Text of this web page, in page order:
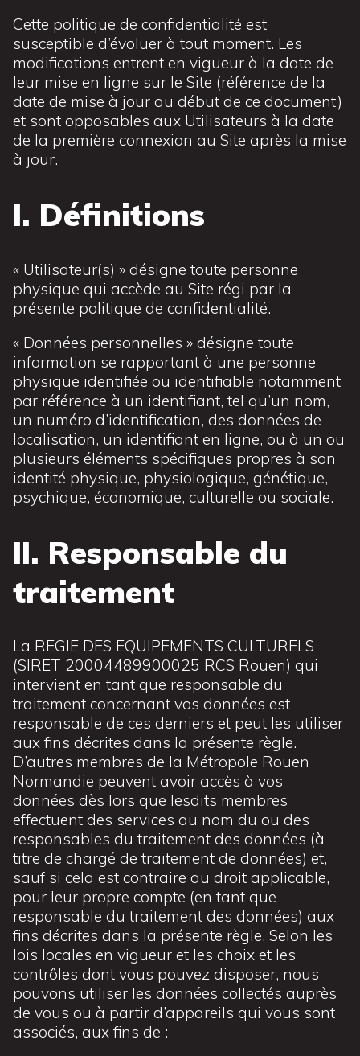
Cette politique de confidentialité est
susceptible d’évoluer à tout moment. Les
modifications entrent en vigueur à la date de
leur mise en ligne sur le Site (référence de la
date de mise à jour au début de ce document)
et sont opposables aux Utilisateurs à la date
de la première connexion au Site après la mise
à jour.
I. Définitions
« Utilisateur(s) » désigne toute personne
physique qui accède au Site régi par la
présente politique de confidentialité.
« Données personnelles » désigne toute
information se rapportant à une personne
physique identifiée ou identifiable notamment
par référence à un identifiant, tel qu’un nom,
un numéro d’identification, des données de
localisation, un identifiant en ligne, ou à un ou
plusieurs éléments spécifiques propres à son
identité physique, physiologique, génétique,
psychique, économique, culturelle ou sociale.
II. Responsable du
traitement
La REGIE DES EQUIPEMENTS CULTURELS
(SIRET 20004489900025 RCS Rouen) qui
intervient en tant que responsable du
traitement concernant vos données est
responsable de ces derniers et peut les utiliser
aux fins décrites dans la présente règle.
D’autres membres de la Métropole Rouen
Normandie peuvent avoir accès à vos
données dès lors que lesdits membres
effectuent des services au nom du ou des
responsables du traitement des données (à
titre de chargé de traitement de données) et,
sauf si cela est contraire au droit applicable,
pour leur propre compte (en tant que
responsable du traitement des données) aux
fins décrites dans la présente règle. Selon les
lois locales en vigueur et les choix et les
contrôles dont vous pouvez disposer, nous
pouvons utiliser les données collectés auprès
de vous ou à partir d’appareils qui vous sont
associés, aux fins de :